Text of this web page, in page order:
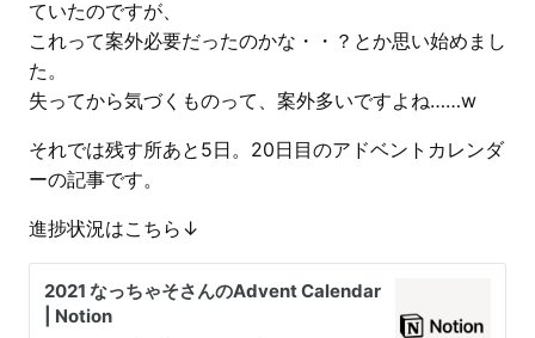
ていたのですが、
これって案外必要だったのかな・・？とか思い始めまし
た。
失ってから気づくものって、案外多いですよね……w
それでは残す所あと5日。20日目のアドベントカレンダ
ーの記事です。
進捗状況はこちら↓